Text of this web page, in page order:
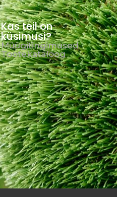
Kas teil on
küsimusi?
Müügitingimused
Tootekataloog